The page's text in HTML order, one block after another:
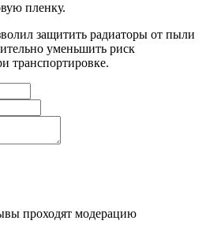
пленку.
защитить радиаторы от пыли
уменьшить риск
транспортировке.
проходят модерацию